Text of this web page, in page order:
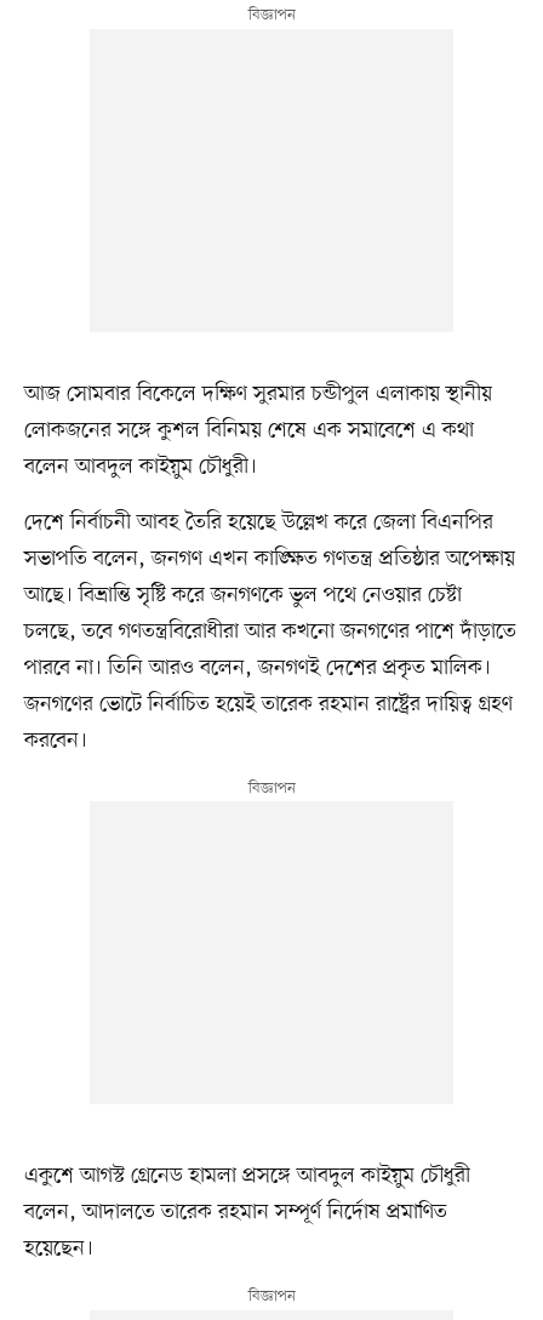
আজ সোমবার বিকেলে দক্ষিণ সুরমার চন্ডীপুল এলাকায় স্থানীয়
লোকজনের সঙ্গে কুশল বিনিময় শেষে এক সমাবেশে এ কথা
বলেন আবদুল কাইয়ুম চৌধুরী।
দেশে নির্বাচনী আবহ তৈরি হয়েছে উল্লেখ করে জেলা বিএনপির
সভাপতি বলেন, জনগণ এখন কাঙ্ক্ষিত গণতন্ত্র প্রতিষ্ঠার অপেক্ষায়
আছে। বিভ্রান্তি সৃষ্টি করে জনগণকে ভুল পথে নেওয়ার চেষ্টা
চলছে, তবে গণতন্ত্রবিরোধীরা আর কখনো জনগণের পাশে দাঁড়াতে
পারবে না। তিনি আরও বলেন, জনগণই দেশের প্রকৃত মালিক।
জনগণের ভোটে নির্বাচিত হয়েই তারেক রহমান রাষ্ট্রের দায়িত্ব গ্রহণ
করবেন।
একুশে আগস্ট গ্রেনেড হামলা প্রসঙ্গে আবদুল কাইয়ুম চৌধুরী
বলেন, আদালতে তারেক রহমান সম্পূর্ণ নির্দোষ প্রমাণিত
হয়েছেন।